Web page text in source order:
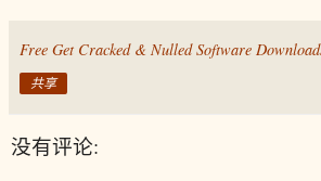
Free Get Cracked & Nulled Software
共享
没有评论: